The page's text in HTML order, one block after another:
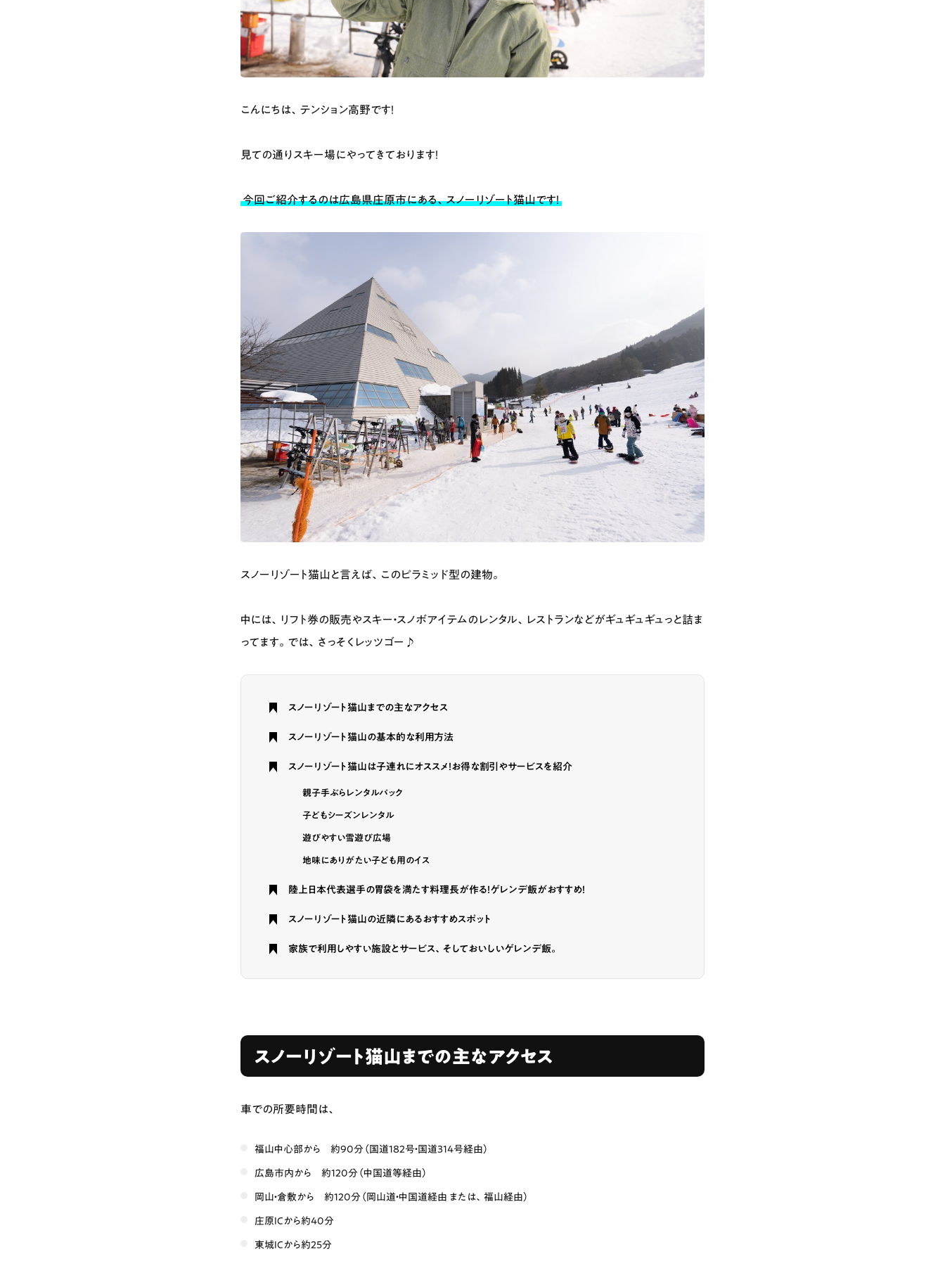
# カフェ # ランチ # スイーツ # ファミリーにおすすめ
# テイクアウト # パン # コーヒー # 宮島
こんにちは、テンション高野です！
見ての通りスキー場にやってきております！
今回ご紹介するのは広島県庄原市にある、スノーリゾート猫山です！
スノーリゾート猫山と言えば、このピラミッド型の建物。
中には、リフト券の販売やスキー・スノボアイテムのレンタル、レストランなどがギュギュギュっと詰ま
ってます。では、さっそくレッツゴー♪
スノーリゾート猫山までの主なアクセス
スノーリゾート猫山の基本的な利用方法
スノーリゾート猫山は子連れにオススメ！お得な割引やサービスを紹介
親子手ぶらレンタルパック
子どもシーズンレンタル
遊びやすい雪遊び広場
地味にありがたい子ども用のイス
陸上日本代表選手の胃袋を満たす料理長が作る！ゲレンデ飯がおすすめ！
スノーリゾート猫山の近隣にあるおすすめスポット
家族で利用しやすい施設とサービス、そしておいしいゲレンデ飯。
スノーリゾート猫山までの主なアクセス
車での所要時間は、
福山中心部から 約90分（国道182号・国道314号経由）
広島市内から 約120分（中国道等経由）
岡山・倉敷から 約120分（岡山道・中国道経由 または、福山経由）
庄原ICから約40分
東城ICから約25分